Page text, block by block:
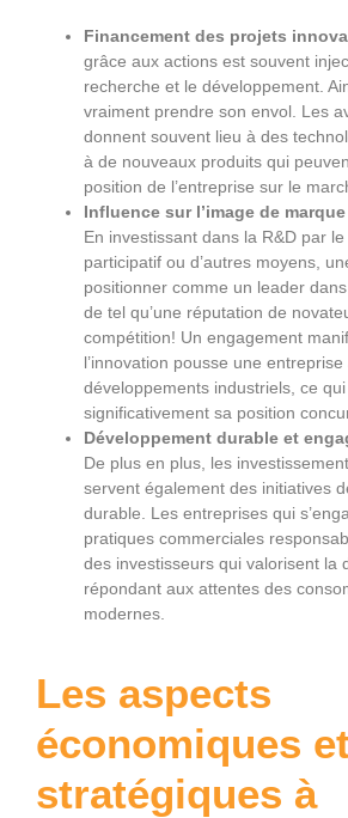
Financement des projets
grâce aux actions est souvent
recherche et le développement.
vraiment prendre son envol. Les
donnent souvent lieu à des
à de nouveaux produits qui
position de l’entreprise sur le
Influence sur l’image de
En investissant dans la R&D par
participatif ou d’autres moyens,
positionner comme un leader
de tel qu’une réputation de
compétition! Un engagement
l’innovation pousse une
développements industriels, ce
significativement sa position
Développement durable et
De plus en plus, les
servent également des initiatives
durable. Les entreprises qui
pratiques commerciales
des investisseurs qui valorisent la
répondant aux attentes des
modernes.
Les aspects
économiques
stratégiques à